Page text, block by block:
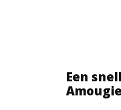
Een